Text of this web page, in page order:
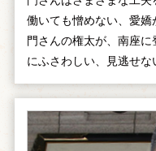
働いても憎めない、愛
門さんの権太が、南座
にふさわしい、見逃せな